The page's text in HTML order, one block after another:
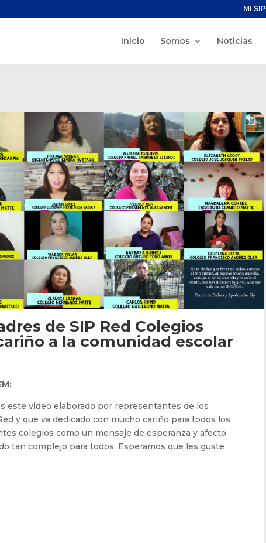
MI SIP
Inicio Somos Noticias
de SIP Red Colegios
a la comunidad escolar
este video elaborado por representantes de los
y que va dedicado con mucho cariño para todos los
colegios como un mensaje de esperanza y afecto
tan complejo para todos. Esperamos que les guste